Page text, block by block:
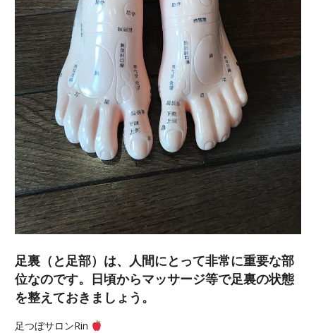
足裏（と足部）は、人間にとって非常に重要な部
位なのです。日頃からマッサージ等で足裏の状態
を整えておきましょう。
足つぼサロンRin